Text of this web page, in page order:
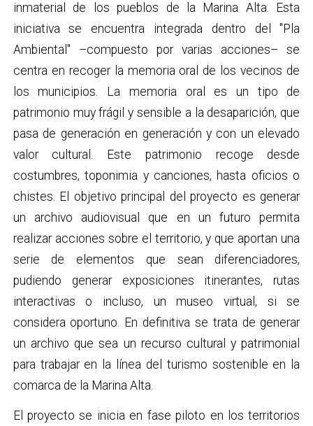
inmaterial de los pueblos de la Marina Alta. Esta
iniciativa se encuentra integrada dentro del "Pla
Ambiental" –compuesto por varias acciones– se
centra en recoger la memoria oral de los vecinos de
los municipios. La memoria oral es un tipo de
patrimonio muy frágil y sensible a la desaparición, que
pasa de generación en generación y con un elevado
valor cultural. Este patrimonio recoge desde
costumbres, toponimia y canciones, hasta oficios o
chistes. El objetivo principal del proyecto es generar
un archivo audiovisual que en un futuro permita
realizar acciones sobre el territorio, y que aportan una
serie de elementos que sean diferenciadores,
pudiendo generar exposiciones itinerantes, rutas
interactivas o incluso, un museo virtual, si se
considera oportuno. En definitiva se trata de generar
un archivo que sea un recurso cultural y patrimonial
para trabajar en la línea del turismo sostenible en la
comarca de la Marina Alta.
El proyecto se inicia en fase piloto en los territorios